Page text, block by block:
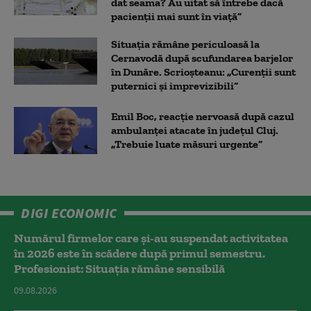
dat seama? Au uitat să întrebe dacă
pacienții mai sunt în viață”
Situația rămâne periculoasă la
Cernavodă după scufundarea barjelor
în Dunăre. Scrioșteanu: „Curenții sunt
puternici și imprevizibili”
Emil Boc, reacție nervoasă după cazul
ambulanței atacate în județul Cluj.
„Trebuie luate măsuri urgente”
DIGI ECONOMIC
Numărul firmelor care și-au suspendat activitatea
în 2026 este în scădere după primul semestru.
Profesionist: Situația rămâne sensibilă
09.08.2026